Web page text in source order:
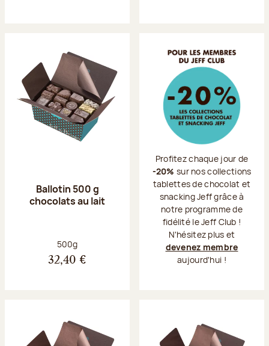
Ballotin 500 g
chocolats au lait
Poids net :
500g
32,40 €
Profitez chaque jour de
-20% sur nos collections
tablettes de chocolat et
snacking Jeff grâce à
notre programme de
fidélité le Jeff Club !
N'hésitez plus et
devenez membre
aujourd'hui !